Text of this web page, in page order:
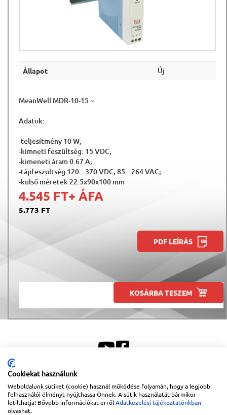
Állapot Új
MeanWell MDR-10-15 ~
Adatok:
-teljesítmény 10 W;
-kimneti feszültség: 15 VDC;
-kimeneti áram 0.67 A;
-tápfeszültség 120...370 VDC, 85...264 VAC;
-külső méretek 22.5x90x100 mm
4.545 FT+ ÁFA
5.773 FT
PDF LEÍRÁS
KOSÁRBA TESZEM
Sitemap| Impresszum
Copyright © 2026Lapanthera Kft.Webbolt | 1047Budapest, Váci út 15-19.|+36-30/539-
Cookiekat használunk
Weboldalunk sütiket (cookie) használ működése folyamán, hogy a legjobb
felhasználói élményt nyújthassa Önnek. A sütik használatát bármikor
letilthatja! Bővebb információkat errőlAdatkezelési tájékoztatónkban
olvashat.